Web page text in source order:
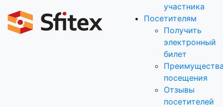
участника
Посетителям
Получить
электронный
билет
посещения
Отзывы
посетителей